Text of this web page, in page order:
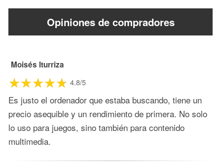
Opiniones de compradores
Moisés Iturriza
4.8/5
Es justo el ordenador que estaba buscando, tiene un
precio asequible y un rendimiento de primera. No solo
lo uso para juegos, sino también para contenido
multimedia.